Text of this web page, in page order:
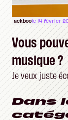
ackboole 14 février
Vous
musique ?
Je veux juste
Dans